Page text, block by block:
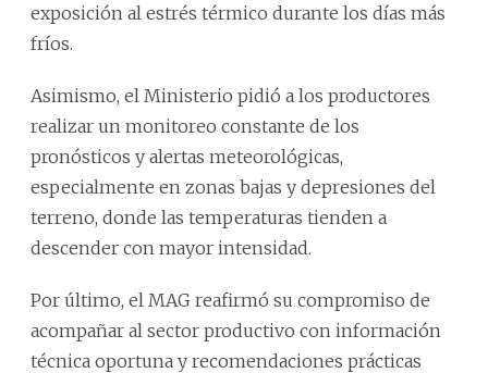
exposición al estrés térmico durante los días más
fríos.
Asimismo, el Ministerio pidió a los productores
realizar un monitoreo constante de los
pronósticos y alertas meteorológicas,
especialmente en zonas bajas y depresiones del
terreno, donde las temperaturas tienden a
descender con mayor intensidad.
Por último, el MAG reafirmó su compromiso de
acompañar al sector productivo con información
técnica oportuna y recomendaciones prácticas